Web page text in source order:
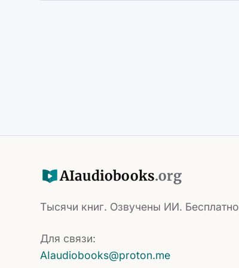
AIaudiobooks.org
Тысячи книг. Озвучены ИИ. Бесплатно
Для связи:
AIaudiobooks@proton.me